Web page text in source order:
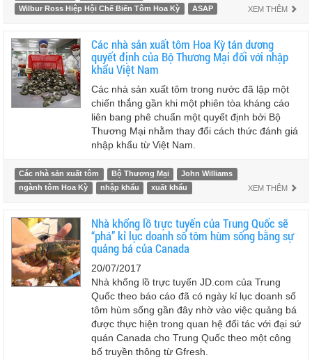
Wilbur Ross Hiệp Hội Chế Biến Tôm Hoa Kỳ
ASAP XEM THÊM
Các nhà sản xuất tôm Hoa Kỳ tán dương
quyết định của Bộ Thương Mại đối với nhập
khẩu Việt Nam
Các nhà sản xuất tôm trong nước đã lập một
chiến thắng gần khi một phiên tòa kháng cáo
liên bang phê chuẩn một quyết định bởi Bộ
Thương Mại nhằm thay đổi cách thức đánh giá
nhập khẩu từ Việt Nam.
Các nhà sản xuất tôm Bộ Thương Mại
John Williams
ngành tôm Hoa Kỳ
nhập khẩu xuất khẩu XEM THÊM
Nhà khổng lồ trực tuyến của Trung Quốc sẽ
“phá” kỉ lục doanh số tôm hùm sống bằng sự
quảng bá của Canada
20/07/2017
Nhà khổng lồ trực tuyến JD.com của Trung
Quốc theo báo cáo đã có ngày kỉ lục doanh số
tôm hùm sống gần đây nhờ vào việc quảng bá
được thực hiện trong quan hệ đối tác với đại sứ
quán Canada cho Trung Quốc theo một công
bố truyền thông từ Gfresh.